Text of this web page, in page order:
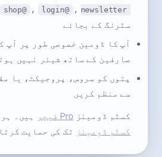
shop@ ، login@ ، newsletter@
سٹرنگ کے بجائے
آپ کا ڈومین خصوصی طور پر آپ
صارفین کے ساتھ شیئر نہیں
پتوں کو سروس، پروجیکٹ، یا
سے منظم کریں
کسٹم ڈومینز Pro فیچر
ہیں۔ ہر Pro اکاؤنٹ 100
کسٹم ڈومینز
تک کی حمایت